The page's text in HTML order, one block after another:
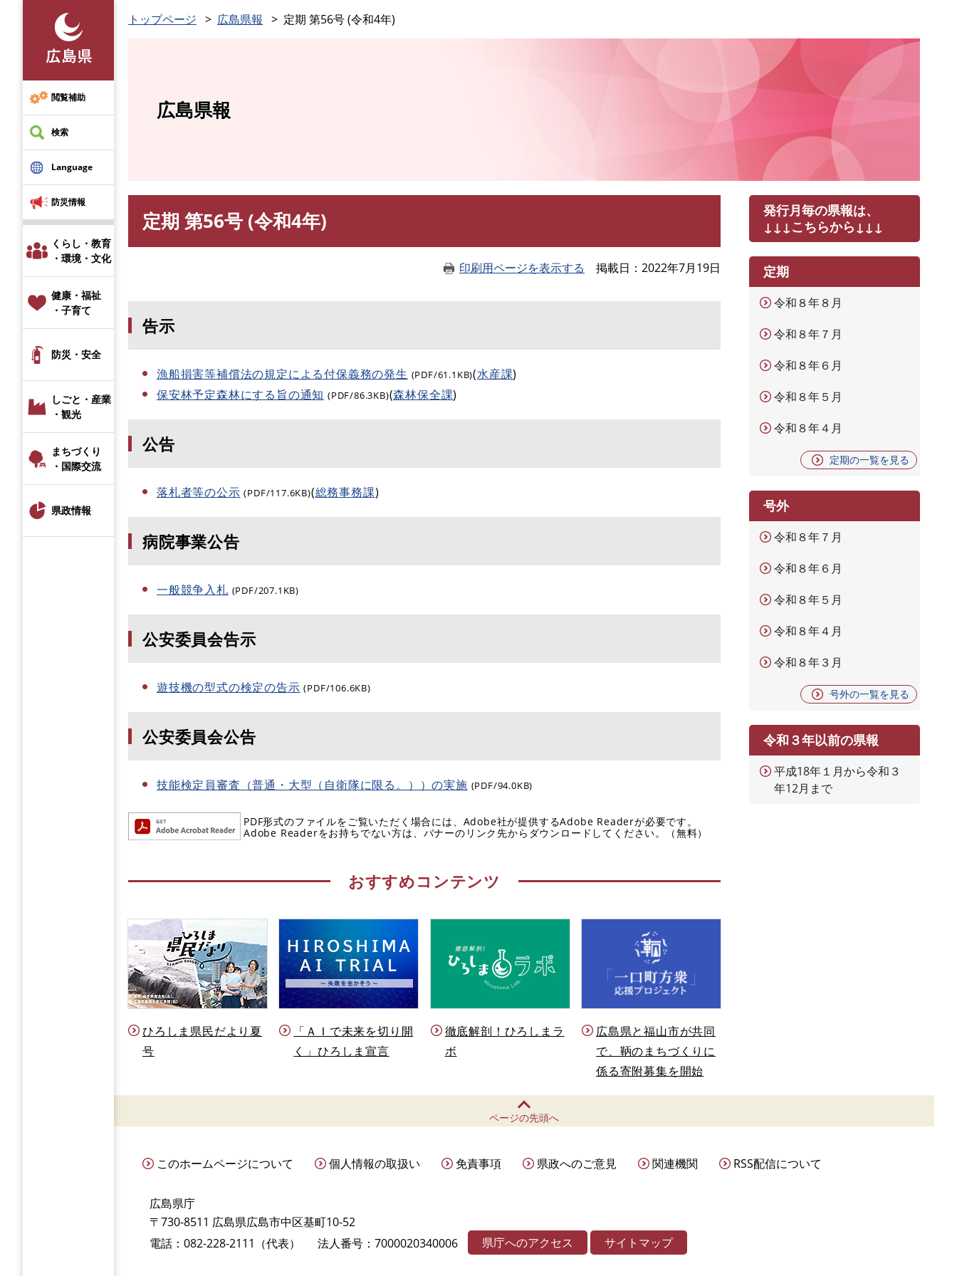
先
頭
で
す
閲覧補助
検索
Language
防災情報
くらし・教育
・環境・文化
健康・福祉
・子育て
防災・安全
しごと・産業
・観光
まちづくり
・国際交流
県政情報
トップページ 広島県報 定期 第56号 (令和4年)
広島県報
定期 第56号 (令和4年)
印刷用ページを表示する 掲載日 2022年7月19日
告示
漁船損害等補償法の規定による付保義務の発生 (PDF/61.1KB)(水産課)
保安林予定森林にする旨の通知 (PDF/86.3KB)(森林保全課)
公告
落札者等の公示 (PDF/117.6KB)(総務事務課)
病院事業公告
一般競争入札 (PDF/207.1KB)
公安委員会告示
遊技機の型式の検定の告示 (PDF/106.6KB)
公安委員会公告
技能検定員審査（普通・大型（自衛隊に限る。））の実施 (PDF/94.0KB)
PDF形式のファイルをご覧いただく場合には、Adobe社が提供するAdobe Readerが必要です。
Adobe Readerをお持ちでない方は、バナーのリンク先からダウンロードしてください。（無料）
おすすめコンテンツ
ひろしま県民だより夏
号
「ＡＩで未来を切り開
く」ひろしま宣言
徹底解剖！ひろしまラ
ボ
広島県と福山市が共同
で、鞆のまちづくりに
係る寄附募集を開始
発行月毎の県報は、
↓↓↓こちらから↓↓↓
定期
令和８年８月
令和８年７月
令和８年６月
令和８年５月
令和８年４月
定期の一覧を見る
号外
令和８年７月
令和８年６月
令和８年５月
令和８年４月
令和８年３月
号外の一覧を見る
令和３年以前の県報
平成18年１月から令和３
年12月まで
ページの先頭へ
このホームページについて 個人情報の取扱い 免責事項 県政へのご意見 関連機関 RSS配信について
広島県庁
〒730-8511 広島県広島市中区基町10-52
電話：082-228-2111（代表）
法人番号：7000020340006 県庁へのアクセス サイトマップ